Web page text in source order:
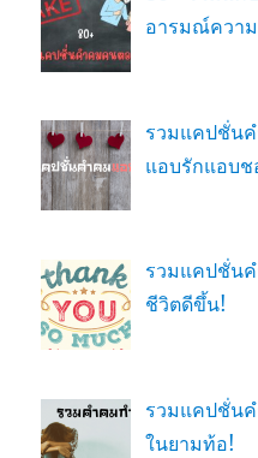
อารมณ์ควา
รวมแคปชั่น
แอบรักแอบช
รวมแคปชั่น
ชีวิตดีขึ้น!
รวมแคปชั่นค
ในยามท้อ!